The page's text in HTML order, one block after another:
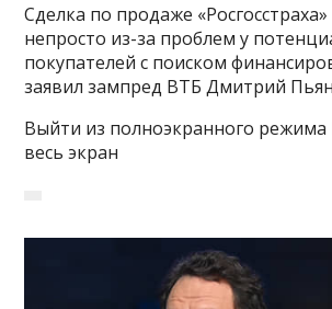
Сделка по продаже
непросто из-за проблем у
покупателей с поиском
заявил зампред ВТБ Дмитрий
Выйти из полноэкранного режима
весь экран